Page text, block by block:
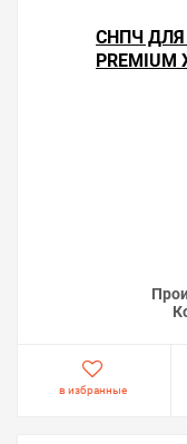
СНПЧ ДЛЯ
PREMIUM
в избранные